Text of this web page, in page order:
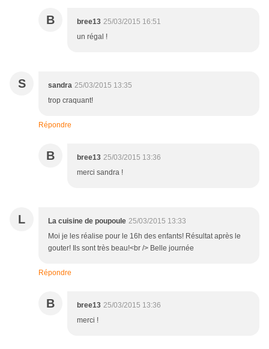
B bree13 25/03/2015 16:51
un régal !
S sandra 25/03/2015 13:35
trop craquant!
Répondre
B bree13 25/03/2015 13:36
merci sandra !
L La cuisine de poupoule 25/03/2015 13:33
Moi je les réalise pour le 16h des enfants! Résultat après le
gouter! Ils sont très beau!<br /> Belle journée
Répondre
B bree13 25/03/2015 13:36
merci !